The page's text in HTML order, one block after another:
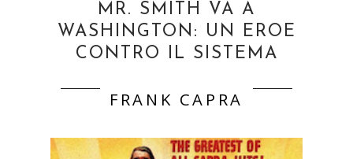
MR. SMITH VA A
WASHINGTON: UN EROE
CONTRO IL SISTEMA
FRANK CAPRA